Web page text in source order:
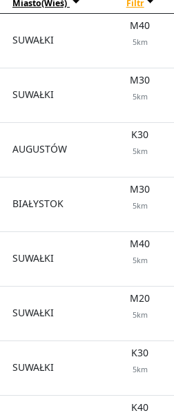
Miasto(Wieś) Filtr
SUWAŁKI
M40
5km
SUWAŁKI
M30
5km
AUGUSTÓW
K30
5km
BIAŁYSTOK
M30
5km
SUWAŁKI
M40
5km
SUWAŁKI
M20
5km
SUWAŁKI
K30
5km
K40